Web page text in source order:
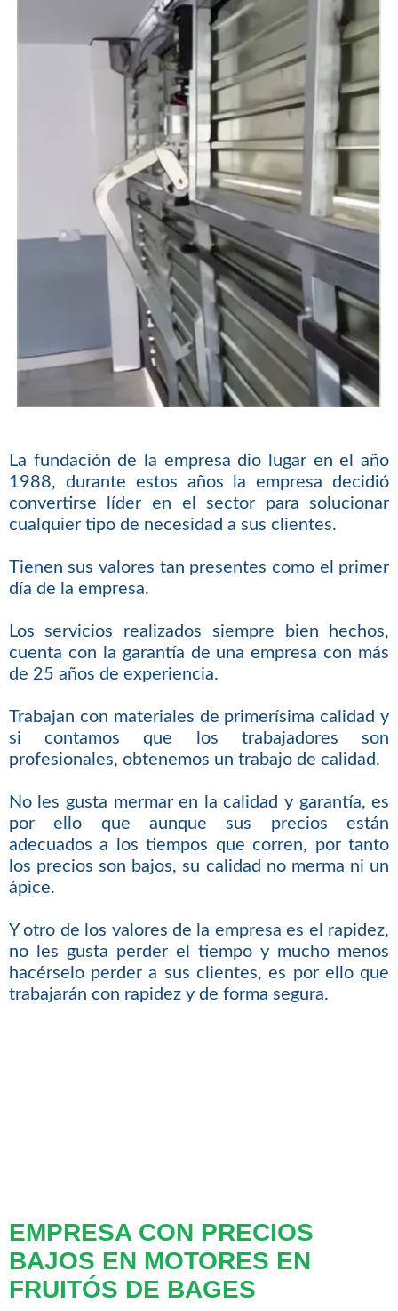
La fundación de la empresa dio lugar en el año
1988, durante estos años la empresa decidió
convertirse líder en el sector para solucionar
cualquier tipo de necesidad a sus clientes.
Tienen sus valores tan presentes como el primer
día de la empresa.
Los servicios realizados siempre bien hechos,
cuenta con la garantía de una empresa con más
de 25 años de experiencia.
Trabajan con materiales de primerísima calidad y
si contamos que los trabajadores son
profesionales, obtenemos un trabajo de calidad.
No les gusta mermar en la calidad y garantía, es
por ello que aunque sus precios están
adecuados a los tiempos que corren, por tanto
los precios son bajos, su calidad no merma ni un
ápice.
Y otro de los valores de la empresa es el rapidez,
no les gusta perder el tiempo y mucho menos
hacérselo perder a sus clientes, es por ello que
trabajarán con rapidez y de forma segura.
EMPRESA CON PRECIOS
BAJOS EN MOTORES EN
FRUITÓS DE BAGES